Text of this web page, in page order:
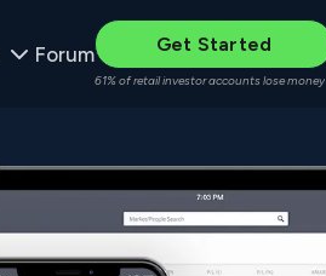
Forum Get Started
61% of retail investor accounts lose money